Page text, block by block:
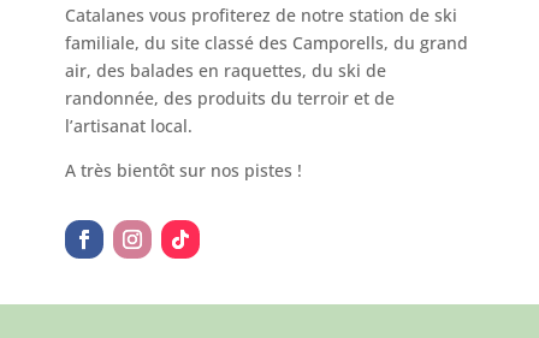
Catalanes vous profiterez de notre station de ski
familiale, du site classé des Camporells, du grand
air, des balades en raquettes, du ski de
randonnée, des produits du terroir et de
l’artisanat local.
A très bientôt sur nos pistes !